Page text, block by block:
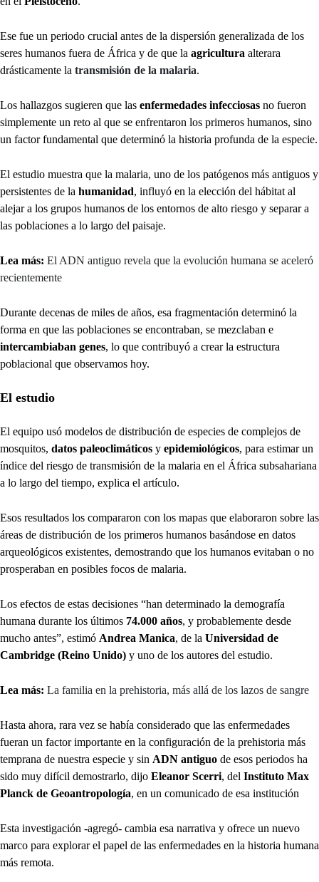
Ese fue un periodo crucial antes de la dispersión generalizada de los
seres humanos fuera de África y de que la agricultura alterara
drásticamente la transmisión de la malaria.
Los hallazgos sugieren que las enfermedades infecciosas no fueron
simplemente un reto al que se enfrentaron los primeros humanos, sino
un factor fundamental que determinó la historia profunda de la especie.
El estudio muestra que la malaria, uno de los patógenos más antiguos y
persistentes de la humanidad, influyó en la elección del hábitat al
alejar a los grupos humanos de los entornos de alto riesgo y separar a
las poblaciones a lo largo del paisaje.
Lea más: El ADN antiguo revela que la evolución humana se aceleró
recientemente
Durante decenas de miles de años, esa fragmentación determinó la
forma en que las poblaciones se encontraban, se mezclaban e
intercambiaban genes, lo que contribuyó a crear la estructura
poblacional que observamos hoy.
El estudio
El equipo usó modelos de distribución de especies de complejos de
mosquitos, datos paleoclimáticos y epidemiológicos, para estimar un
índice del riesgo de transmisión de la malaria en el África subsahariana
a lo largo del tiempo, explica el artículo.
Esos resultados los compararon con los mapas que elaboraron sobre las
áreas de distribución de los primeros humanos basándose en datos
arqueológicos existentes, demostrando que los humanos evitaban o no
prosperaban en posibles focos de malaria.
Los efectos de estas decisiones “han determinado la demografía
humana durante los últimos 74.000 años, y probablemente desde
mucho antes”, estimó Andrea Manica, de la Universidad de
Cambridge (Reino Unido) y uno de los autores del estudio.
Lea más: La familia en la prehistoria, más allá de los lazos de sangre
Hasta ahora, rara vez se había considerado que las enfermedades
fueran un factor importante en la configuración de la prehistoria más
temprana de nuestra especie y sin ADN antiguo de esos periodos ha
sido muy difícil demostrarlo, dijo Eleanor Scerri, del Instituto Max
Planck de Geoantropología, en un comunicado de esa institución
Esta investigación -agregó- cambia esa narrativa y ofrece un nuevo
marco para explorar el papel de las enfermedades en la historia humana
más remota.